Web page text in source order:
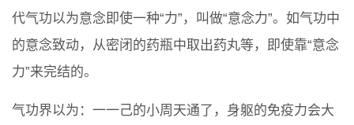
代气功以为意念即使一种“力”，叫做“意念力”。如气功中
的意念致动，从密闭的药瓶中取出药丸等，即使靠“意念
力”来完结的。
气功界以为：一一己的小周天通了，身躯的免疫力会大